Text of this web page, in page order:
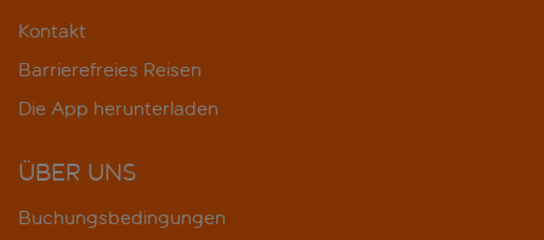
Kontakt
Barrierefreies Reisen
Die App herunterladen
ÜBER UNS
Buchungsbedingungen